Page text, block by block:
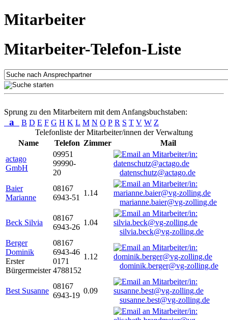
Mitarbeiter
Mitarbeiter-Telefon-Liste
Sprung zu den Mitarbeitern mit dem Anfangsbuchstaben:
a B D E F G H K L M N O P R S T V W Z
Telefonliste der Mitarbeiter/innen der Verwaltung
Name
Telefon Zimmer
Mail
actago
GmbH
09951
99990-
20
datenschutz@actago.de
Baier
Marianne
08167
6943-51
1.14
marianne.baier@vg-zolling.de
Beck Silvia
08167
6943-26
1.04
silvia.beck@vg-zolling.de
Berger
Dominik
Erster
Bürgermeister
08167
6943-46
0171
4788152
1.12
dominik.berger@vg-zolling.de
Best Susanne
08167
6943-19
0.09
susanne.best@vg-zolling.de